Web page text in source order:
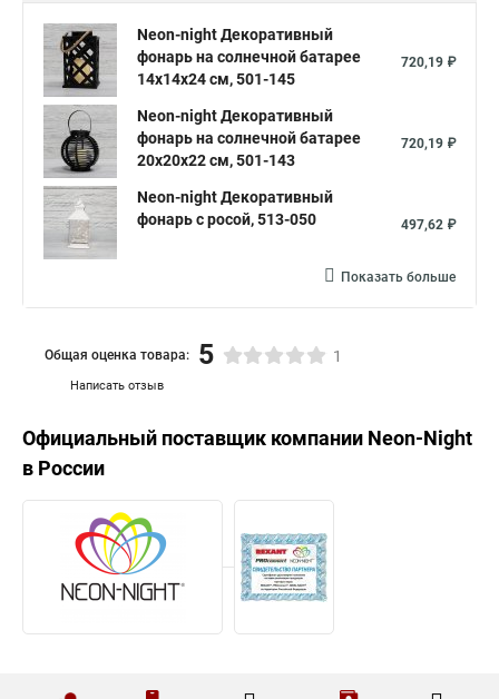
Neon-night Декоративный
фонарь на солнечной батарее
14х14х24 см, 501-145
720,19 ₽
Neon-night Декоративный
фонарь на солнечной батарее
20х20х22 см, 501-143
720,19 ₽
Neon-night Декоративный
фонарь с росой, 513-050
497,62 ₽
Показать больше
Написать отзыв
Общая оценка товара: 5 1
Официальный поставщик компании Neon-Night
в России